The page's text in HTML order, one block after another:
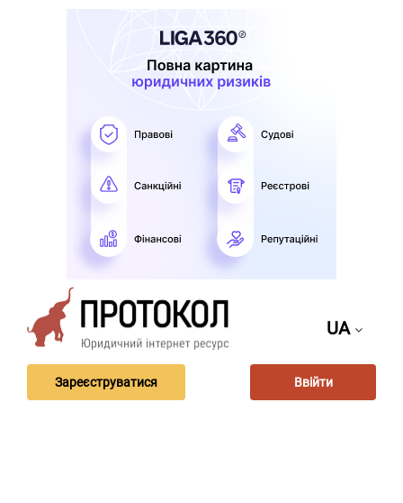
UA
Зареєструватися Ввійти